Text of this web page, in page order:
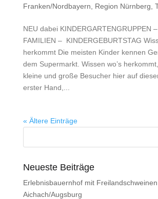
Franken/Nordbayern
Region Nürnberg
NEU dabei KINDERGARTENGRUPPEN
FAMILIEN – KINDERGEBURTSTAG
herkommt Die meisten Kinder kennen
dem Supermarkt. Wissen wo’s
kleine und große Besucher hier auf
erster Hand,...
« Ältere Einträge
Neueste Beiträge
Erlebnisbauernhof mit
Aichach/Augsburg